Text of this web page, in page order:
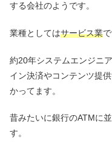
する会社のようです。
業種としてはサービス業で
約20年システムエンジニ
イン決済やコンテンツ提
かってます。
昔みたいに銀行のATMに
す。